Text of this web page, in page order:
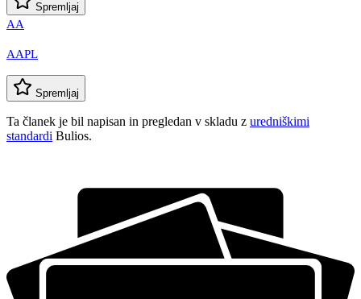
Spremljaj
AA
AAPL
Spremljaj
Ta članek je bil napisan in pregledan v skladu z uredniškimi
standardi Bulios.